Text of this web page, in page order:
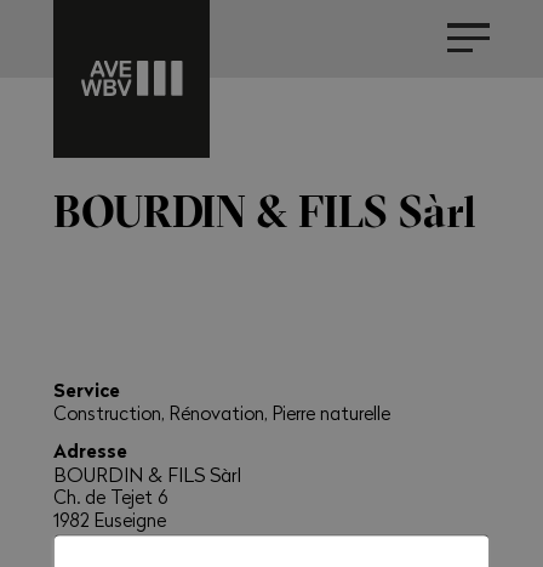
BOURDIN & FILS Sàrl
Service
Construction, Rénovation, Pierre naturelle
Adresse
BOURDIN & FILS Sàrl
Ch. de Tejet 6
1982 Euseigne